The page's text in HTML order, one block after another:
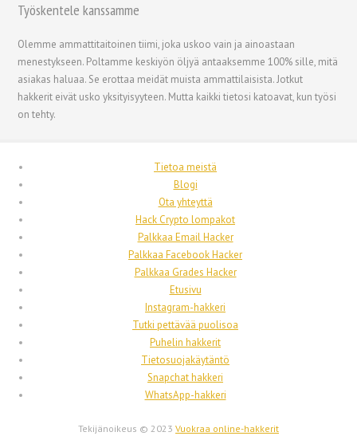
Työskentele kanssamme
Olemme ammattitaitoinen tiimi, joka uskoo vain ja ainoastaan
menestykseen. Poltamme keskiyön öljyä antaaksemme 100% sille, mitä
asiakas haluaa. Se erottaa meidät muista ammattilaisista. Jotkut
hakkerit eivät usko yksityisyyteen. Mutta kaikki tietosi katoavat, kun työsi
on tehty.
Tietoa meistä
Blogi
Ota yhteyttä
Hack Crypto lompakot
Palkkaa Email Hacker
Palkkaa Facebook Hacker
Palkkaa Grades Hacker
Etusivu
Instagram-hakkeri
Tutki pettävää puolisoa
Puhelin hakkerit
Tietosuojakäytäntö
Snapchat hakkeri
WhatsApp-hakkeri
Tekijänoikeus © 2023 Vuokraa online-hakkerit